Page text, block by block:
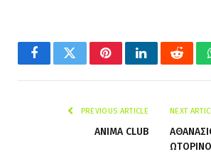
FacebookTwitterPinterestLinkedInReddit
PREVIOUS ARTICLE
ANIMA CLUB
NEXT